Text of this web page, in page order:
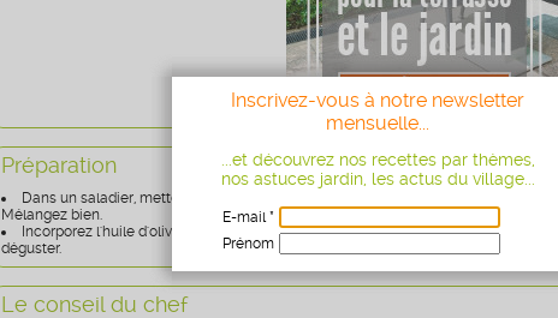
Préparation
Dans un saladier, mettez les olives avec l'ail pressé et les herbes ciselées.
Mélangez bien.
Incorporez l'huile d'olive, remuez et laissez reposer quelques jours avant de
déguster.
Le conseil du chef
Inscrivez-vous à notre newsletter
mensuelle...
...et découvrez nos recettes par thèmes,
nos astuces jardin, les actus du village...
E-mail *
Prénom
Age
* obligatoire